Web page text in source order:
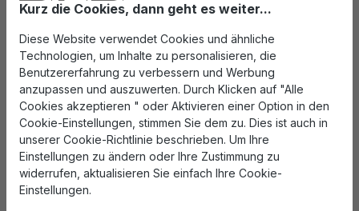
Kurz die Cookies, dann geht es weiter...
Diese Website verwendet Cookies und ähnliche
Technologien, um Inhalte zu personalisieren, die
Benutzererfahrung zu verbessern und Werbung
anzupassen und auszuwerten. Durch Klicken auf "Alle
Cookies akzeptieren " oder Aktivieren einer Option in den
Cookie-Einstellungen, stimmen Sie dem zu. Dies ist auch in
unserer Cookie-Richtlinie beschrieben. Um Ihre
Einstellungen zu ändern oder Ihre Zustimmung zu
widerrufen, aktualisieren Sie einfach Ihre Cookie-
Einstellungen.